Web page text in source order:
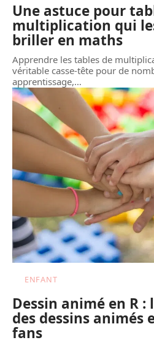
Une astuce pour
multiplication qui
briller en maths
Apprendre les tables de
véritable casse-tête pour de
apprentissage,…
ENFANT
Dessin animé en R
des dessins animés
fans